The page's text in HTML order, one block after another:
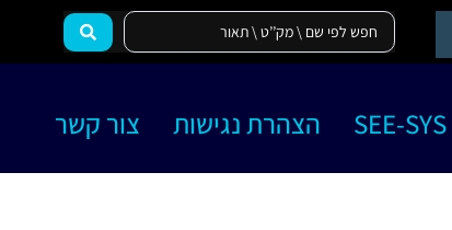
הצהרת נגישות צור קשר